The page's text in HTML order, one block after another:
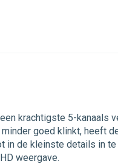
krachtigste 5-kanaals
goed klinkt, heeft
in de kleinste details in
weergave.